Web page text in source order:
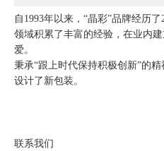
自1993年以来，“晶彩”品牌经历
领域积累了丰富的经验，在业内
爱。
秉承“跟上时代保持积极创新”的
设计了新包装。
联系我们